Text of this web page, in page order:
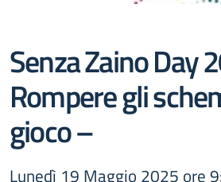
Senza Zaino Day
Rompere gli
gioco –
Lunedì 19 Maggio 2025 ore